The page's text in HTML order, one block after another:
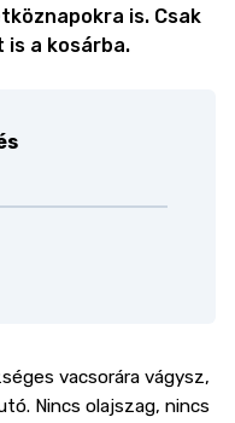
is. Csak
is a kosárba.
vacsorára vágysz,
Nincs olajszag, nincs